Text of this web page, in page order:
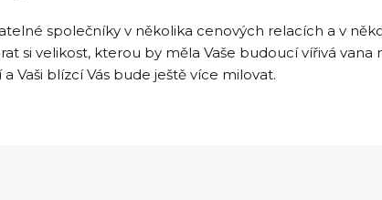
společníky v několika cenových relacích a v
si velikost, kterou by měla Vaše budoucí vířivá
Vaši blízcí Vás bude ještě více milovat.